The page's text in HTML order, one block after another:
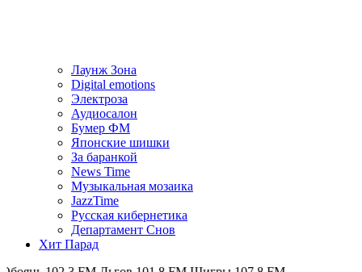
Лаунж Зона
Digital emotions
Электроза
Аудиосалон
Бумер ФМ
Японскиe шишки
За баранкой
News Time
Музыкальная мозаика
JazzTime
Русская кибернетика
Департамент Снов
Хит Парад